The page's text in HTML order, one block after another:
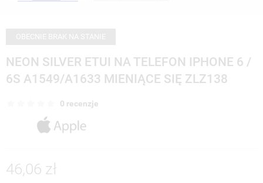
NEON SILVER ETUI NA TELEFON IPHONE 6 /
6S A1549/A1633 MIENIĄCE SIĘ ZLZ138
0 recenzje
46,06 zł